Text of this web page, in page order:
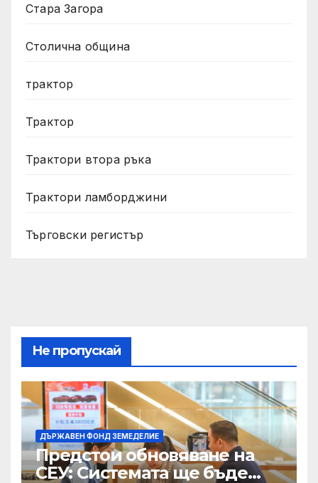
Стара Загора
Столична община
трактор
Трактор
Трактори втора ръка
Трактори ламборджини
Търговски регистър
Не пропускай
ДЪРЖАВЕН ФОНД ЗЕМЕДЕЛИЕ
Предстои обновяване на
СЕУ: Системата ще бъде